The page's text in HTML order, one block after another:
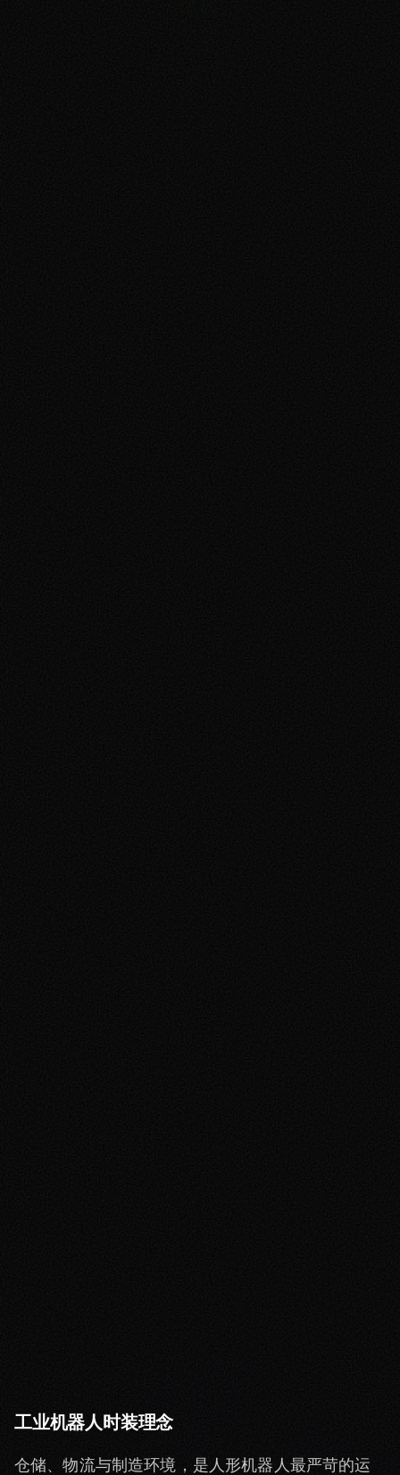
工业机器人时装理念
仓储、物流与制造环境，是人形机器人最严苛的运